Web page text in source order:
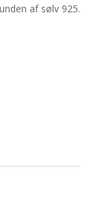
af sølv 925.